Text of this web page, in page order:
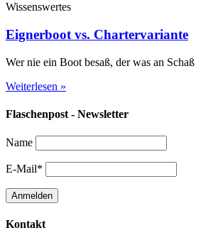
Wissenswertes
Eignerboot vs. Chartervariante
Wer nie ein Boot besaß, der was an Schaß
Weiterlesen »
Flaschenpost - Newsletter
Name
E-Mail*
Kontakt